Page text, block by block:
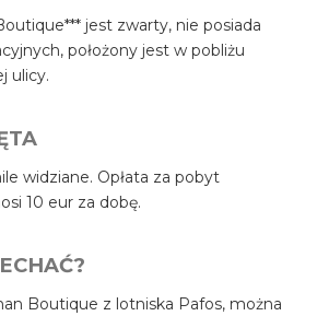
jest zwarty, nie posiada
położony jest w pobliżu
ulicy.
widziane. Opłata za pobyt
10 eur za dobę.
Boutique z lotniska Pafos, można